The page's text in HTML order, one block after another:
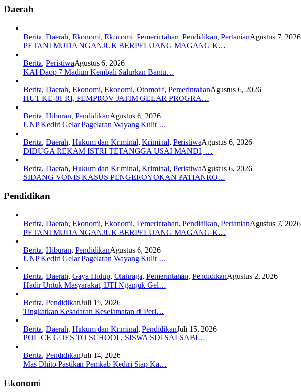
Daerah
Berita, Daerah, Ekonomi, Ekonomi, Pemerintahan, Pendidikan, PertanianAgustus 7, 2026
PETANI MUDA NGANJUK BERPELUANG MAGANG K…
Berita, PeristiwaAgustus 6, 2026
KAI Daop 7 Madiun Kembali Salurkan Bantu…
Berita, Daerah, Ekonomi, Ekonomi, Otomotif, PemerintahanAgustus 6, 2026
HUT KE-81 RI, PEMPROV JATIM GELAR PROGRA…
Berita, Hiburan, PendidikanAgustus 6, 2026
UNP Kediri Gelar Pagelaran Wayang Kulit …
Berita, Daerah, Hukum dan Kriminal, Kriminal, PeristiwaAgustus 6, 2026
DIDUGA REKAM ISTRI TETANGGA USAI MANDI, …
Berita, Daerah, Hukum dan Kriminal, Kriminal, PeristiwaAgustus 6, 2026
SIDANG VONIS KASUS PENGEROYOKAN PATIANRO…
Pendidikan
Berita, Daerah, Ekonomi, Ekonomi, Pemerintahan, Pendidikan, PertanianAgustus 7, 2026
PETANI MUDA NGANJUK BERPELUANG MAGANG K…
Berita, Hiburan, PendidikanAgustus 6, 2026
UNP Kediri Gelar Pagelaran Wayang Kulit …
Berita, Daerah, Gaya Hidup, Olahraga, Pemerintahan, PendidikanAgustus 2, 2026
Hadir Untuk Masyarakat, IJTI Nganjuk Gel…
Berita, PendidikanJuli 19, 2026
Tingkatkan Kesadaran Keselamatan di Perl…
Berita, Daerah, Hukum dan Kriminal, PendidikanJuli 15, 2026
POLICE GOES TO SCHOOL, SISWA SDI SALSABI…
Berita, PendidikanJuli 14, 2026
Mas Dhito Pastikan Pemkab Kediri Siap Ka…
Ekonomi